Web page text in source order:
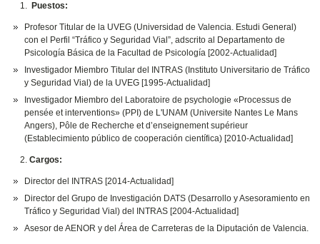
Puestos:
Profesor Titular de la UVEG (Universidad de Valencia. Estudi General)
con el Perfil “Tráfico y Seguridad Vial”, adscrito al Departamento de
Psicología Básica de la Facultad de Psicología [2002-Actualidad]
Investigador Miembro Titular del INTRAS (Instituto Universitario de Tráfico
y Seguridad Vial) de la UVEG [1995-Actualidad]
Investigador Miembro del Laboratoire de psychologie «Processus de
pensée et interventions» (PPI) de L'UNAM (Universite Nantes Le Mans
Angers), Pôle de Recherche et d’enseignement supérieur
(Establecimiento público de cooperación científica) [2010-Actualidad]
Cargos:
Director del INTRAS [2014-Actualidad]
Director del Grupo de Investigación DATS (Desarrollo y Asesoramiento en
Tráfico y Seguridad Vial) del INTRAS [2004-Actualidad]
Asesor de AENOR y del Área de Carreteras de la Diputación de Valencia.